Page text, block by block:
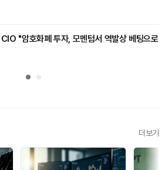
"암호화폐 투자, 모멘텀서 역발상 베팅으로
더보기